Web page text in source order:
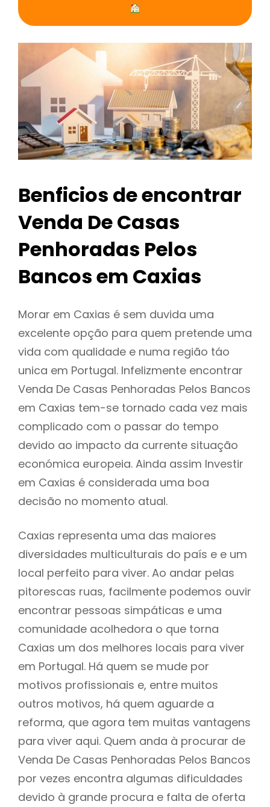
Benficios de encontrar
Venda De Casas
Penhoradas Pelos
Bancos em Caxias
Morar em Caxias é sem duvida uma
excelente opção para quem pretende uma
vida com qualidade e numa região táo
unica em Portugal. Infelizmente encontrar
Venda De Casas Penhoradas Pelos Bancos
em Caxias tem-se tornado cada vez mais
complicado com o passar do tempo
devido ao impacto da currente situação
económica europeia. Ainda assim Investir
em Caxias é considerada uma boa
decisão no momento atual.
Caxias representa uma das maiores
diversidades multiculturais do país e e um
local perfeito para viver. Ao andar pelas
pitorescas ruas, facilmente podemos ouvir
encontrar pessoas simpáticas e uma
comunidade acolhedora o que torna
Caxias um dos melhores locais para viver
em Portugal. Há quem se mude por
motivos profissionais e, entre muitos
outros motivos, há quem aguarde a
reforma, que agora tem muitas vantagens
para viver aqui. Quem anda à procurar de
Venda De Casas Penhoradas Pelos Bancos
por vezes encontra algumas dificuldades
devido à grande procura e falta de oferta